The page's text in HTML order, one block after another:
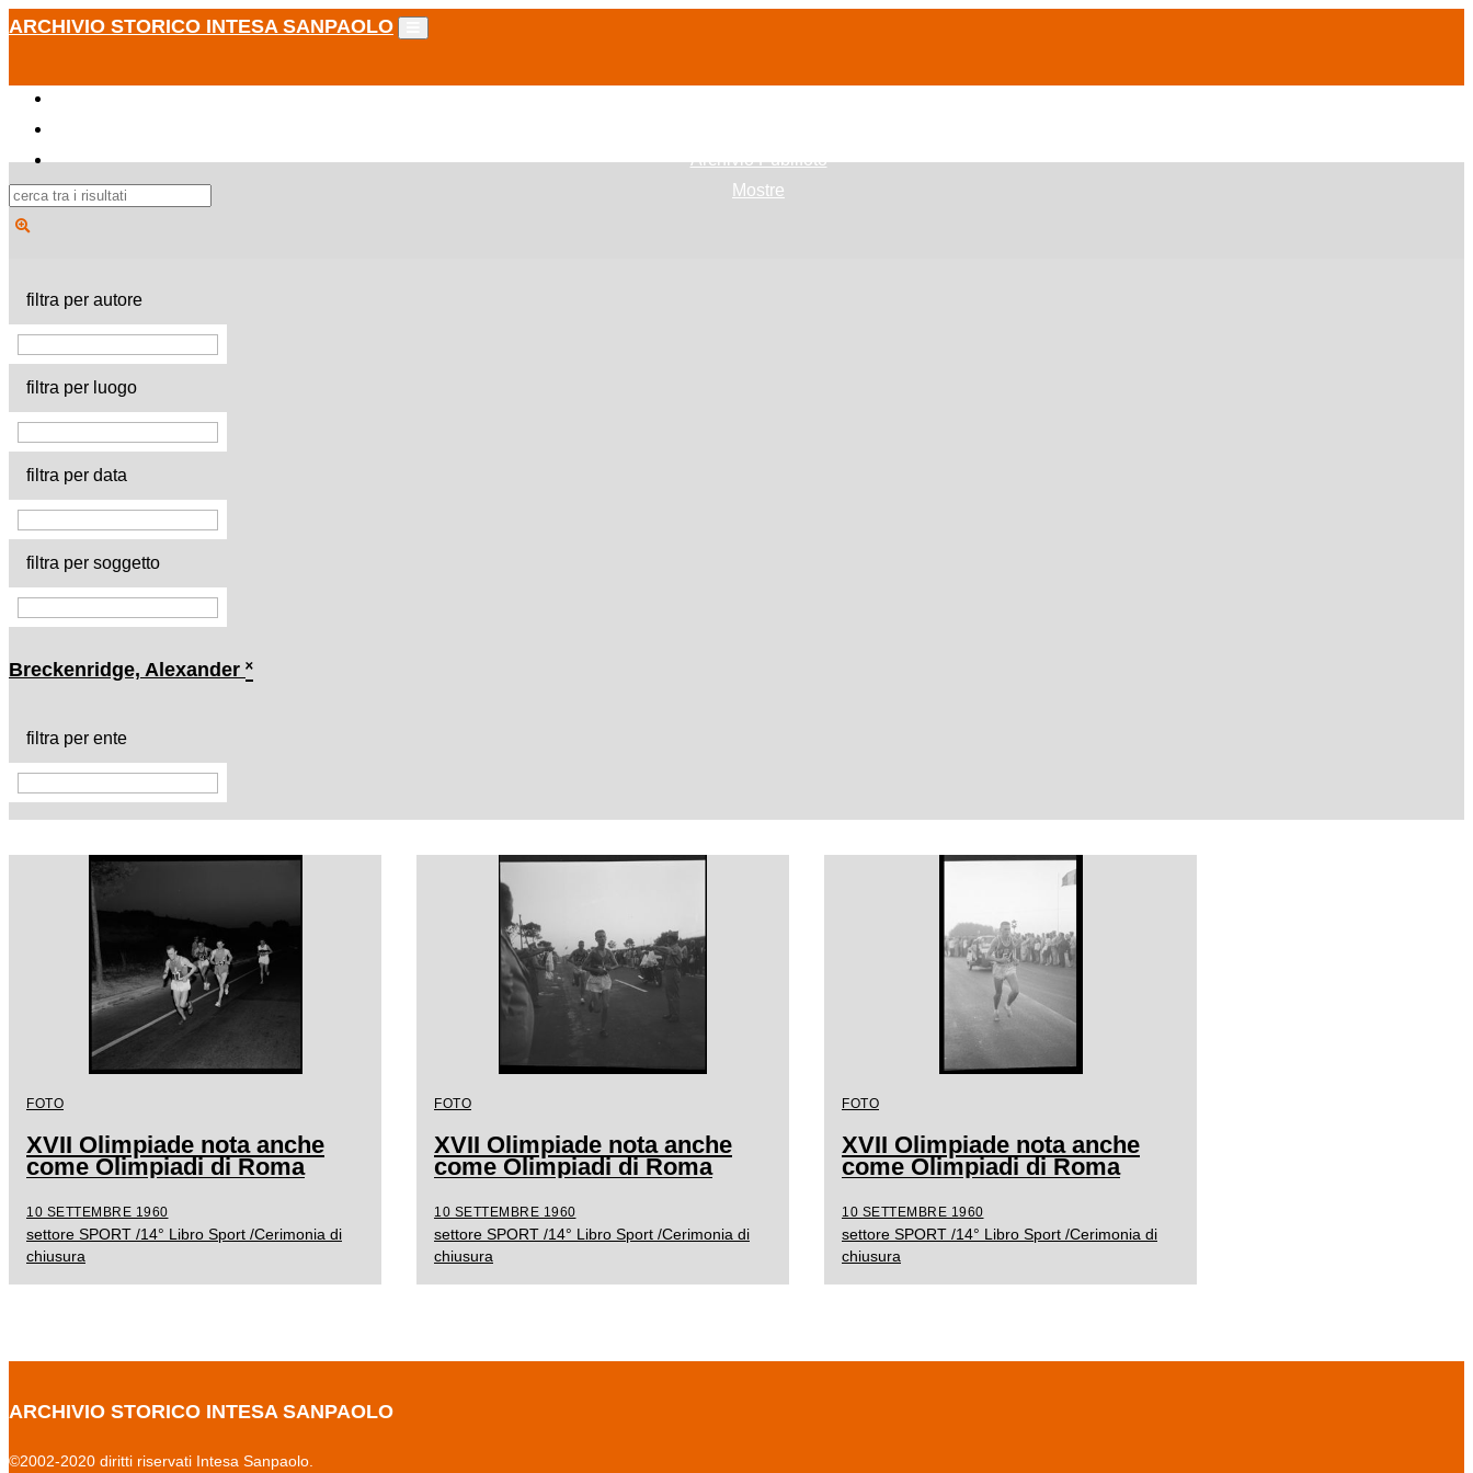
ARCHIVIO STORICO INTESA SANPAOLO
Archivio Publifoto
Mostre
filtra per autore
filtra per luogo
filtra per data
filtra per soggetto
Breckenridge, Alexander ˟
filtra per ente
FOTO
XVII Olimpiade nota anche
come Olimpiadi di Roma
10 SETTEMBRE 1960
settore SPORT /14° Libro Sport /Cerimonia di
chiusura
FOTO
XVII Olimpiade nota anche
come Olimpiadi di Roma
10 SETTEMBRE 1960
settore SPORT /14° Libro Sport /Cerimonia di
chiusura
FOTO
XVII Olimpiade nota anche
come Olimpiadi di Roma
10 SETTEMBRE 1960
settore SPORT /14° Libro Sport /Cerimonia di
chiusura
ARCHIVIO STORICO INTESA SANPAOLO
©2002-2020 diritti riservati Intesa Sanpaolo.